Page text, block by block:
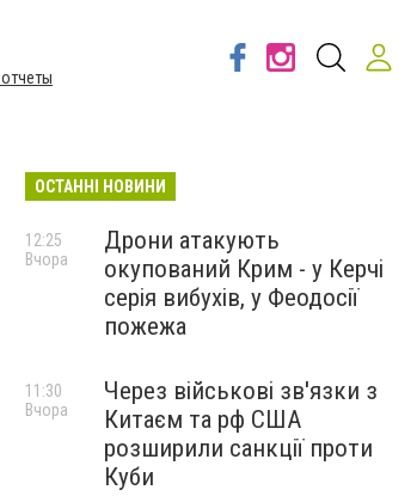
ОСТАННІ НОВИНИ
Дрони атакують
окупований Крим - у Керчі
серія вибухів, у Феодосії
пожежа
12:25
Вчора
Через військові зв'язки з
Китаєм та рф США
розширили санкції проти
Куби
11:30
Вчора